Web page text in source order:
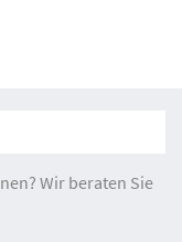
Wir beraten Sie